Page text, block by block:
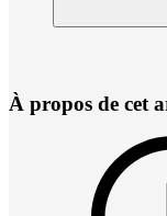
À propos de cet